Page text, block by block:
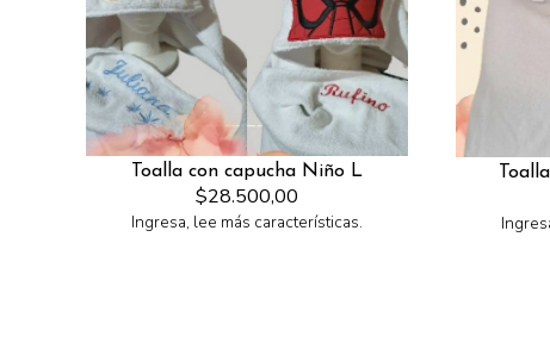
Toalla con capucha Niño L
$28.500,00
Ingresa, lee más características.